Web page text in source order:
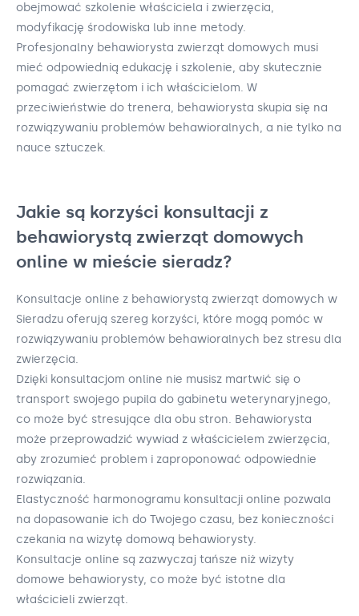
obejmować szkolenie właściciela i zwierzęcia,
modyfikację środowiska lub inne metody.
Profesjonalny behawiorysta zwierząt domowych musi
mieć odpowiednią edukację i szkolenie, aby skutecznie
pomagać zwierzętom i ich właścicielom. W
przeciwieństwie do trenera, behawiorysta skupia się na
rozwiązywaniu problemów behawioralnych, a nie tylko na
nauce sztuczek.
Jakie są korzyści konsultacji z
behawiorystą zwierząt domowych
online w mieście sieradz?
Konsultacje online z behawiorystą zwierząt domowych w
Sieradzu oferują szereg korzyści, które mogą pomóc w
rozwiązywaniu problemów behawioralnych bez stresu dla
zwierzęcia.
Dzięki konsultacjom online nie musisz martwić się o
transport swojego pupila do gabinetu weterynaryjnego,
co może być stresujące dla obu stron. Behawiorysta
może przeprowadzić wywiad z właścicielem zwierzęcia,
aby zrozumieć problem i zaproponować odpowiednie
rozwiązania.
Elastyczność harmonogramu konsultacji online pozwala
na dopasowanie ich do Twojego czasu, bez konieczności
czekania na wizytę domową behawiorysty.
Konsultacje online są zazwyczaj tańsze niż wizyty
domowe behawiorysty, co może być istotne dla
właścicieli zwierząt.